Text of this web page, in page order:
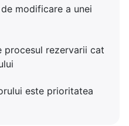
modificare a unei
procesul rezervarii cat
este prioritatea